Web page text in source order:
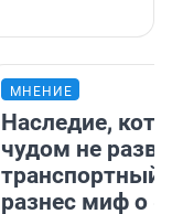
МНЕНИЕ
Наследие,
чудом не
транспортный
разнес миф о